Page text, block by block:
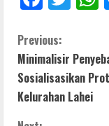
e
b
o
o
er s
C
o
n
Previous:
Minimalisir
Sosialisasikan
Kelurahan Lahei